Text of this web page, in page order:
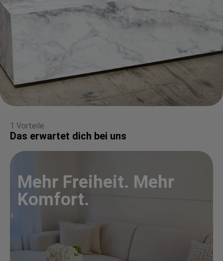
1 Vorteile
Das erwartet dich bei uns
Mehr Freiheit. Mehr
Komfort.